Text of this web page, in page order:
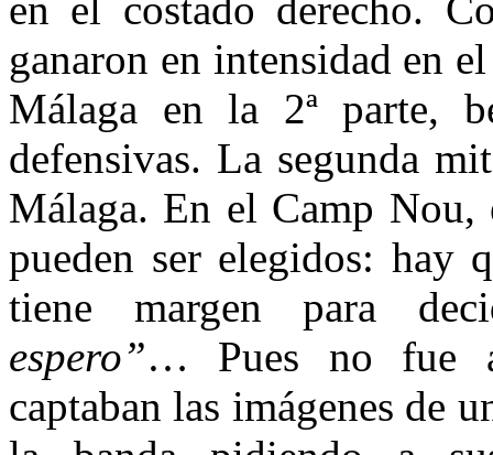
ganaron en intensidad en
Málaga en la 2ª parte,
defensivas. La segunda
Málaga. En el Camp
pueden ser elegidos: hay
tiene margen para
espero”… Pues no fue
captaban las imágenes de